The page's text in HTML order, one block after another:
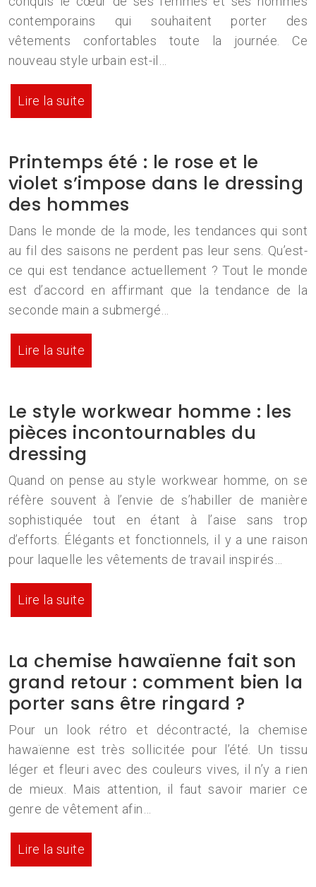
contemporains qui souhaitent porter des
vêtements confortables toute la journée. Ce
nouveau style urbain est-il…
Lire la suite
Printemps été : le rose et le
violet s’impose dans le dressing
des hommes
Dans le monde de la mode, les tendances qui sont
au fil des saisons ne perdent pas leur sens. Qu’est-
ce qui est tendance actuellement ? Tout le monde
est d’accord en affirmant que la tendance de la
seconde main a submergé…
Lire la suite
Le style workwear homme : les
pièces incontournables du
dressing
Quand on pense au style workwear homme, on se
réfère souvent à l’envie de s’habiller de manière
sophistiquée tout en étant à l’aise sans trop
d’efforts. Élégants et fonctionnels, il y a une raison
pour laquelle les vêtements de travail inspirés…
Lire la suite
La chemise hawaïenne fait son
grand retour : comment bien la
porter sans être ringard ?
Pour un look rétro et décontracté, la chemise
hawaïenne est très sollicitée pour l’été. Un tissu
léger et fleuri avec des couleurs vives, il n’y a rien
de mieux. Mais attention, il faut savoir marier ce
genre de vêtement afin…
Lire la suite